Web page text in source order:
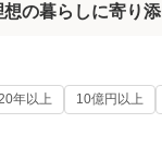
想の暮らしに寄り
年以上 10億円以上